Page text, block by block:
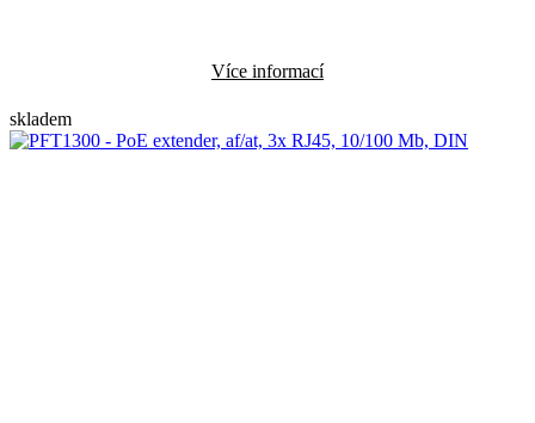
Více informací
skladem